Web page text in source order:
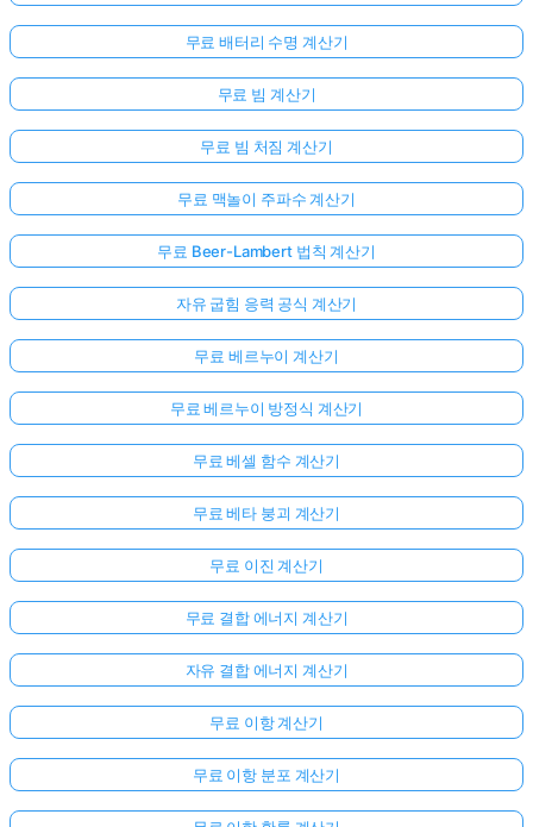
아
질
무료 배터리 수명 계산기
무료 빔 계산기
무료 빔 처짐 계산기
무료 맥놀이 주파수 계산기
무료 Beer-Lambert 법칙 계산기
자유 굽힘 응력 공식 계산기
무료 베르누이 계산기
무료 베르누이 방정식 계산기
무료 베셀 함수 계산기
무료 베타 붕괴 계산기
무료 이진 계산기
무료 결합 에너지 계산기
자유 결합 에너지 계산기
무료 이항 계산기
무료 이항 분포 계산기